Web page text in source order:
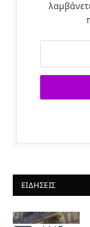
ΕΙΔΉΣΕΙΣ